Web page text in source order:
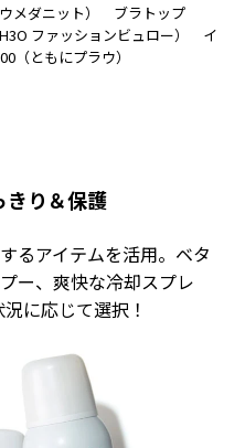
メダニット） ブラトップ
ファッションビュロー） イ
（ともにプラウ）
きり＆保護
るアイテムを活用。ベタ
ー、爽快な冷却スプレ
に応じて選択！